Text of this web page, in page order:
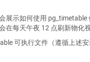
展示如何使用 pg_timetable
在每天午夜 12 点刷新物化视
可执行文件（遵循上述